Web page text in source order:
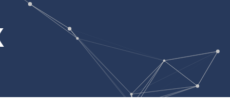
Уфа
Х
Хабаровск